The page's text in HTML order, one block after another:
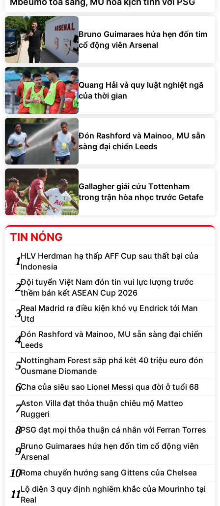
Bruno Guimaraes hứa hẹn đốn tim
cổ động viên Arsenal
Quang Hải và quy luật nghiệt ngã
của thời gian
Đón Rashford và Mainoo, MU sẵn
sàng đại chiến Leeds
Gallagher giải cứu Tottenham
trong trận hòa nhọc trước Getafe
TIN NÓNG
1HLV Herdman hạ thấp AFF Cup sau thất bại của
Indonesia
2Đội tuyển Việt Nam đón tin vui lực lượng trước
thềm bán kết ASEAN Cup 2026
3Real Madrid ra điều kiện khó vụ Endrick tới Man
Utd
4Đón Rashford và Mainoo, MU sẵn sàng đại chiến
Leeds
5Nottingham Forest sắp phá két 40 triệu euro đón
Ousmane Diomande
6Cha của siêu sao Lionel Messi qua đời ở tuổi 68
7Aston Villa đạt thỏa thuận chiêu mộ Matteo
Ruggeri
8PSG đạt mọi thỏa thuận cá nhân với Ferran Torres
9Bruno Guimaraes hứa hẹn đốn tim cổ động viên
Arsenal
10Roma chuyển hướng sang Gittens của Chelsea
11Lộ diện 3 quy định nghiêm khắc của Mourinho tại
Real